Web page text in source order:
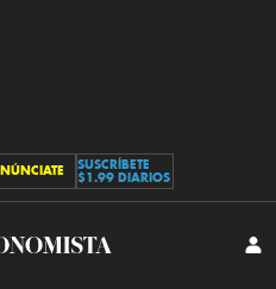
SUSCRÍBETE
$1.99 DIARIOS
El